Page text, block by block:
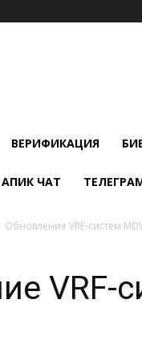
ВЕРИФИКАЦИЯ
АПИК ЧАТ
Обновление VRF-систем
VRF-